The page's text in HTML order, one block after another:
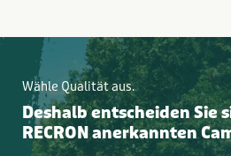
Wähle Qualität aus.
Deshalb entscheiden Sie
RECRON anerkannten